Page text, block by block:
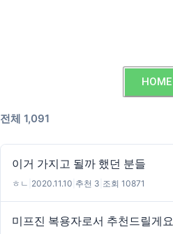
HOME
전체 1,091
이거 가지고 될까 했던 분들
ㅎㄴ 2020.11.10 추천 3 조회 10871
미프진 복용자로서 추천드릴게요